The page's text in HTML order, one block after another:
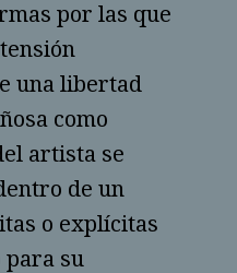
por las que
una libertad
como
artista se
de un
o explícitas
para su